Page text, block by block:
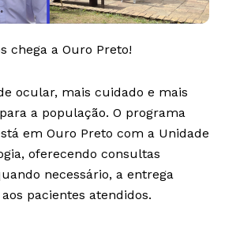
chega a Ouro Preto!
ocular, mais cuidado e mais
a população. O programa
em Ouro Preto com a Unidade
oferecendo consultas
necessário, a entrega
pacientes atendidos.